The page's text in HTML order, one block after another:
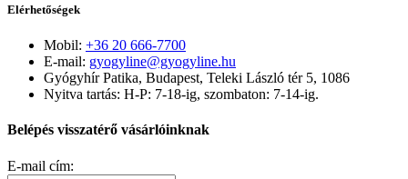
Elérhetőségek
Mobil: +36 20 666-7700
E-mail: gyogyline@gyogyline.hu
Gyógyhír Patika, Budapest, Teleki László tér 5, 1086
Nyitva tartás: H-P: 7-18-ig, szombaton: 7-14-ig.
Belépés visszatérő vásárlóinknak
E-mail cím: